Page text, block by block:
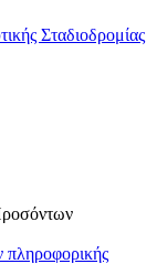
Σταδιοδρομίας
πληροφορικής